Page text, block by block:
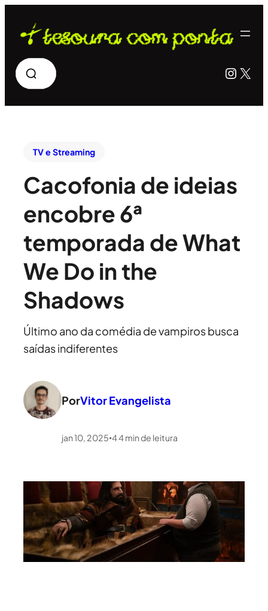
Pesquisar X
TV e Streaming
Cacofonia de ideias
encobre 6ª
temporada de What
We Do in the
Shadows
Último ano da comédia de vampiros busca
saídas indiferentes
PorVitor Evangelista
jan 10, 2025 •44min de leitura